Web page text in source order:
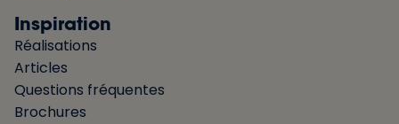
Inspiration
Réalisations
Articles
Questions fréquentes
Brochures